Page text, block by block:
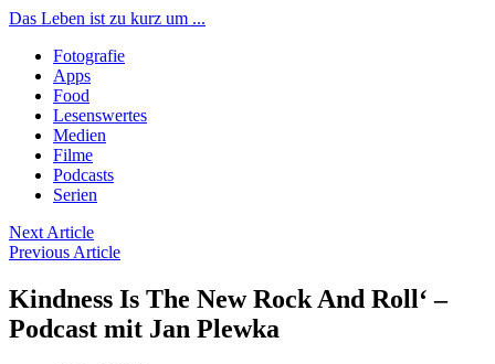
Das Leben ist zu kurz um ...
Fotografie
Apps
Food
Lesenswertes
Medien
Filme
Podcasts
Serien
Beitragsnavigation
Next Article
Previous Article
Kindness Is The New Rock And Roll‘ –
Podcast mit Jan Plewka